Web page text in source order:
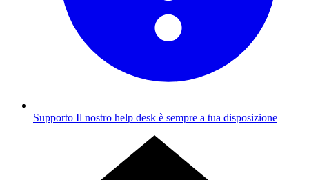
Supporto Il nostro help desk è sempre a tua disposizione